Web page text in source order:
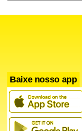
Baixe nosso app